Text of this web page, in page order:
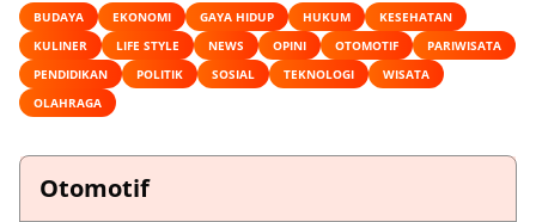
BUDAYA EKONOMI GAYA HIDUP HUKUM
KESEHATAN
KULINER
LIFE STYLE NEWS OPINI OTOMOTIF
PARIWISATA
PENDIDIKAN
POLITIK SOSIAL TEKNOLOGI
WISATA
OLAHRAGA
Otomotif